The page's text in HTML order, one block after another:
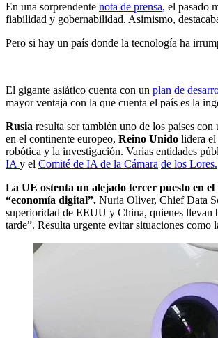
En una sorprendente nota de prensa, el pasado
fiabilidad y gobernabilidad. Asimismo,
Pero si hay un país donde la tecnología ha
El gigante asiático cuenta con un plan de
mayor ventaja con la que cuenta el país es la
Rusia resulta ser también uno de los países
en el continente europeo, Reino Unido lidera el
robótica y la investigación. Varias entidades
IA y el Comité de IA de la Cámara de los Lores.
La UE ostenta un alejado tercer puesto en
“economía digital”. Nuria Oliver, Chief Data
superioridad de EEUU y China, quienes llevan
tarde”. Resulta urgente evitar situaciones